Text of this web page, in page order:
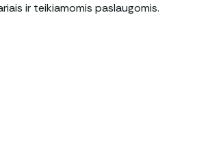
ir teikiamomis paslaugomis.